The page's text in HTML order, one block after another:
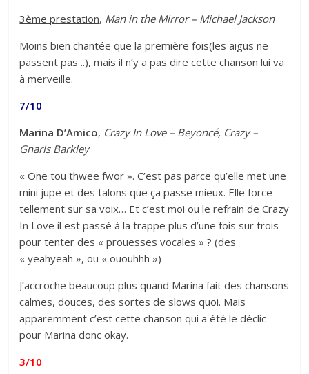
3ème prestation, Man in the Mirror – Michael Jackson
Moins bien chantée que la première fois(les aigus ne
passent pas ..), mais il n’y a pas dire cette chanson lui va
à merveille.
7/10
Marina D’Amico, Crazy In Love – Beyoncé, Crazy –
Gnarls Barkley
« One tou thwee fwor ». C’est pas parce qu’elle met une
mini jupe et des talons que ça passe mieux. Elle force
tellement sur sa voix… Et c’est moi ou le refrain de Crazy
In Love il est passé à la trappe plus d’une fois sur trois
pour tenter des « prouesses vocales » ? (des
« yeahyeah », ou « ououhhh »)
J’accroche beaucoup plus quand Marina fait des chansons
calmes, douces, des sortes de slows quoi. Mais
apparemment c’est cette chanson qui a été le déclic
pour Marina donc okay.
3/10